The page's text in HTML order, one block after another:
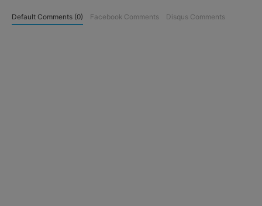
Default Comments (0) Facebook Comments Disqus Comments